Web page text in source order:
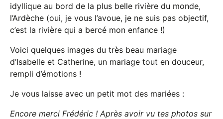
idyllique au bord de la plus belle rivière du monde,
l’Ardèche (oui, je vous l’avoue, je ne suis pas objectif,
c’est la rivière qui a bercé mon enfance !)
Voici quelques images du très beau mariage
d’Isabelle et Catherine, un mariage tout en douceur,
rempli d’émotions !
Je vous laisse avec un petit mot des mariées :
Encore merci Frédéric ! Après avoir vu tes photos sur